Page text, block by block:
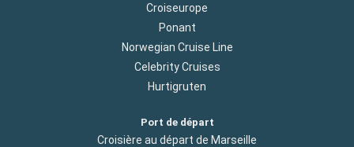
Croiseurope
Ponant
Norwegian Cruise Line
Celebrity Cruises
Hurtigruten
Port de départ
Croisière au départ de Marseille